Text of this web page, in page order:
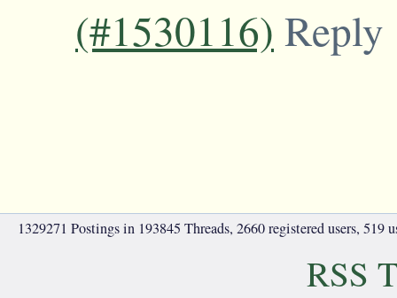
(#1530116) Reply
1329271 Postings in 193845 Threads, 2660 registered users, 519
RSS